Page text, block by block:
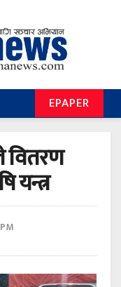
EPAPER
वितरण
यन्त्र